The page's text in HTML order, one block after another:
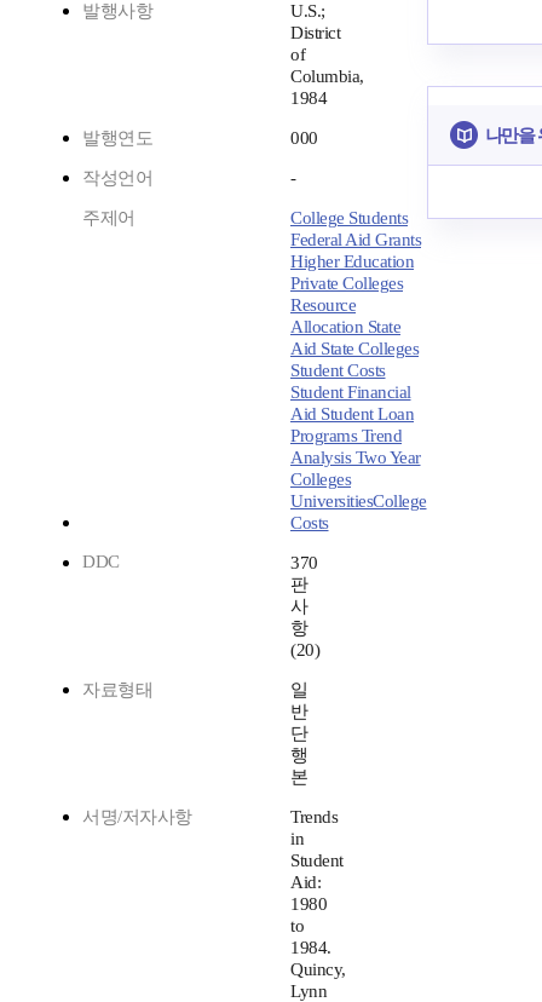
발행사항
U.S.;
District
of
Columbia,
1984
발행연도 000
작성언어 -
주제어
College Students
Federal Aid Grants
Higher Education
Private Colleges
Resource
Allocation State
Aid State Colleges
Student Costs
Student Financial
Aid Student Loan
Programs Trend
Analysis Two Year
Colleges
UniversitiesCollege
Costs
DDC
370
판
사
항
(20)
자료형태
일
반
단
행
본
서명/저자사항
Trends
in
Student
Aid:
1980
to
1984.
Quincy,
Lynn
나만을